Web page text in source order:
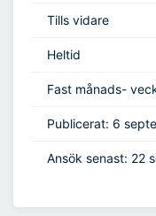
Tills vidare
Heltid
Fast månads-
Publicerat: 6
Ansök senast: 22